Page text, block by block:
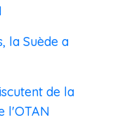
la Suède a
de la
l'OTAN